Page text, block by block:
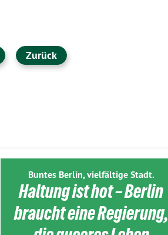
Zurück
Buntes Berlin, vielfältige Stadt.
Haltung ist hot – Berlin
braucht eine Regierung,